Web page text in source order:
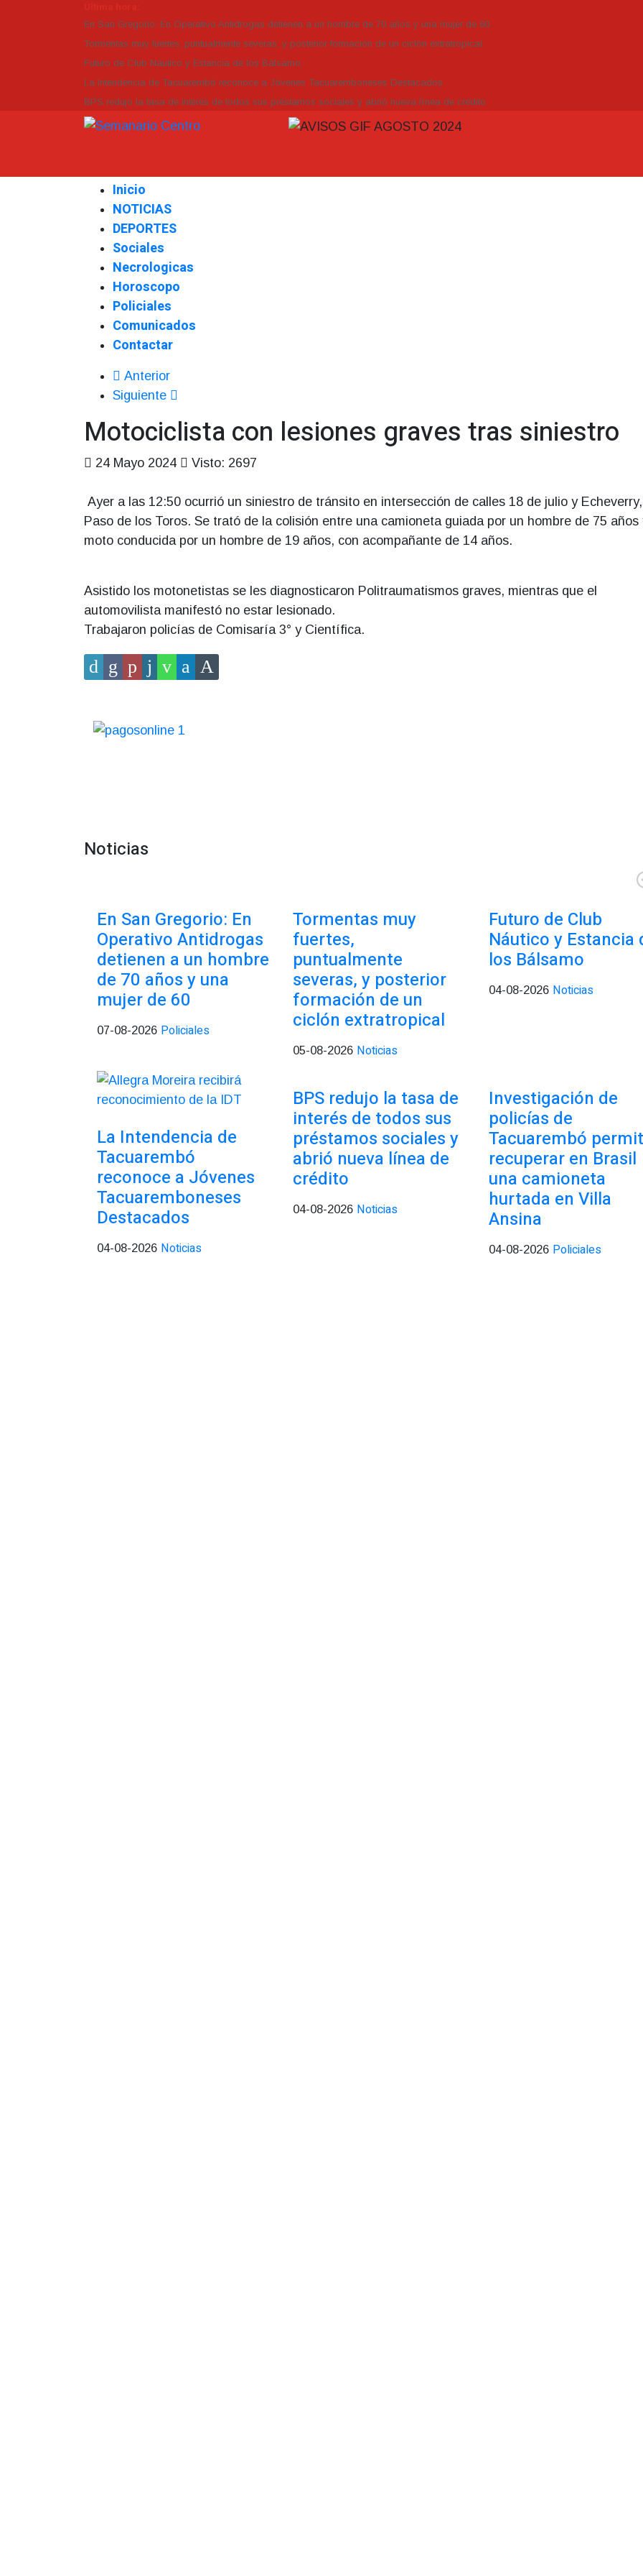
En San Gregorio: En Operativo Antidrogas detienen a un hombre de 70 años y una mujer de 60
Tormentas muy fuertes, puntualmente severas, y posterior formación de un ciclón extratropical
Futuro de Club Náutico y Estancia de los Bálsamo
La Intendencia de Tacuarembó reconoce a Jóvenes Tacuaremboneses Destacados
BPS redujo la tasa de interés de todos sus préstamos sociales y abrió nueva línea de crédito
Inicio
NOTICIAS
DEPORTES
Sociales
Necrologicas
Horoscopo
Policiales
Comunicados
Contactar
Anterior
Siguiente
Motociclista con lesiones graves tras siniestro
24 Mayo 2024 Visto: 2697
Ayer a las 12:50 ocurrió un siniestro de tránsito en intersección de calles 18 de julio y
Paso de los Toros. Se trató de la colisión entre una camioneta guiada por un hombre de 75 años
moto conducida por un hombre de 19 años, con acompañante de 14 años.
Asistido los motonetistas se les diagnosticaron Politraumatismos graves, mientras que el
automovilista manifestó no estar lesionado.
Trabajaron policías de Comisaría 3° y Científica.
Noticias
En San Gregorio: En
Operativo Antidrogas
detienen a un hombre
de 70 años y una
mujer de 60
07-08-2026 Policiales
Tormentas muy
fuertes,
puntualmente
severas, y posterior
formación de un
ciclón extratropical
05-08-2026 Noticias
Futuro de Club
Náutico y Estancia
los Bálsamo
04-08-2026 Noticias
La Intendencia de
Tacuarembó
reconoce a Jóvenes
Tacuaremboneses
Destacados
04-08-2026 Noticias
BPS redujo la tasa de
interés de todos sus
préstamos sociales y
abrió nueva línea de
crédito
04-08-2026 Noticias
Investigación de
policías de
Tacuarembó
recuperar en Brasil
una camioneta
hurtada en Villa
Ansina
04-08-2026 Policiales